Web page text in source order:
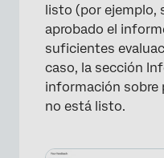
listo (por ejemplo,
aprobado el
suficientes
caso, la sección
información sobre
no está listo.